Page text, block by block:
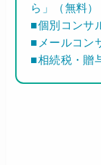
ら」（無料）
■個別コンサ
■メールコン
■相続税・贈